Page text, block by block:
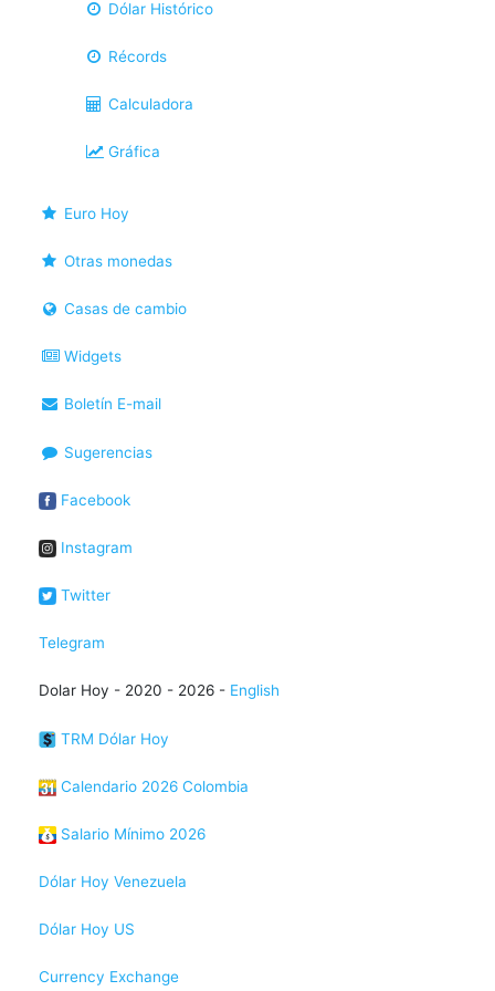
Dólar Histórico
Récords
Calculadora
Gráfica
Euro Hoy
Otras monedas
Casas de cambio
Widgets
Boletín E-mail
Sugerencias
Facebook
Instagram
Twitter
Telegram
Dolar Hoy - 2020 - 2026 - English
TRM Dólar Hoy
Calendario 2026 Colombia
Salario Mínimo 2026
Dólar Hoy Venezuela
Dólar Hoy US
Currency Exchange